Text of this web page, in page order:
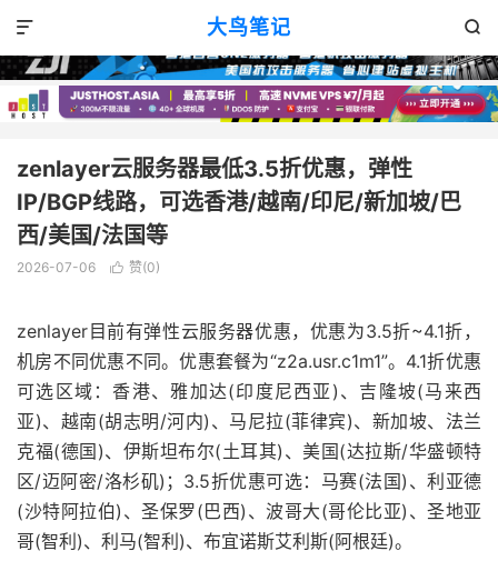
大鸟笔记 

VPS优惠
zenlayer云服务器最低3.5折优惠，弹性
IP/BGP线路，可选香港/越南/印尼/新加坡/巴
西/美国/法国等
2026-07-06  赞(0)
zenlayer目前有弹性云服务器优惠，优惠为3.5折~4.1折，
机房不同优惠不同。优惠套餐为“z2a.usr.c1m1”。4.1折优惠
可选区域：香港、雅加达(印度尼西亚)、吉隆坡(马来西
亚)、越南(胡志明/河内)、马尼拉(菲律宾)、新加坡、法兰
克福(德国)、伊斯坦布尔(土耳其)、美国(达拉斯/华盛顿特
区/迈阿密/洛杉矶)；3.5折优惠可选：马赛(法国)、利亚德
(沙特阿拉伯)、圣保罗(巴西)、波哥大(哥伦比亚)、圣地亚
哥(智利)、利马(智利)、布宜诺斯艾利斯(阿根廷)。